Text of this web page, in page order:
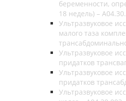
беременности,
18 недель) –
Ультразвуковое
малого таза
Ультразвуковое
придатков
Ультразвуковое
придатков
Ультразвуковое